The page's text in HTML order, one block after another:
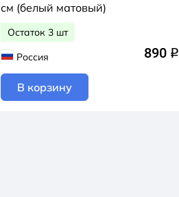
см (белый матовый)
Остаток 3 шт
Россия
890 q
В корзину